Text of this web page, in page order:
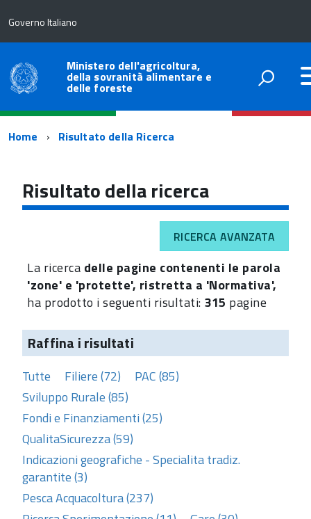
Governo Italiano
Ministero dell'agricoltura,
della sovranità alimentare e
delle foreste
Percorso
navigazione
Home Risultato della Ricerca
Risultato della ricerca
RICERCA AVANZATA
La ricerca delle pagine contenenti le parola
'zone' e 'protette', ristretta a 'Normativa',
ha prodotto i seguenti risultati: 315 pagine
Raffina i risultati
Tutte Filiere (72)
PAC (85)
Sviluppo Rurale (85)
Fondi e Finanziamenti (25)
QualitaSicurezza (59)
Indicazioni geografiche - Specialita tradiz.
garantite (3)
Pesca Acquacoltura (237)